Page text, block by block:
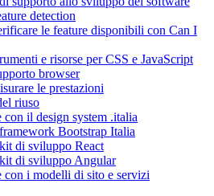
detection
le feature disponibili con Can I
e risorse per CSS e JavaScript
browser
le prestazioni
riuso
il design system .italia
Bootstrap Italia
di sviluppo React
di sviluppo Angular
con i modelli di sito e servizi